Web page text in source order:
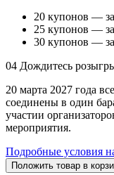
20 купонов —
25 купонов —
30 купонов —
04 Дождитесь
20 марта 2027 года
соединены в один
участии
мероприятия.
Подробные условия
Положить товар в